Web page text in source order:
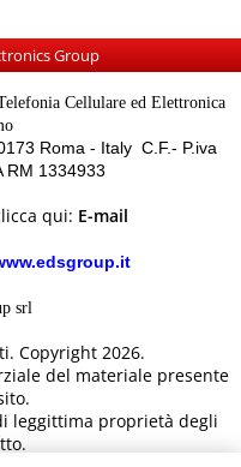
Group
Cellulare ed Elettronica
Roma - Italy C.F.- P.iva
RM 1334933
qui: E-mail
srl
Copyright 2026.
del materiale presente
leggittima proprietà degli